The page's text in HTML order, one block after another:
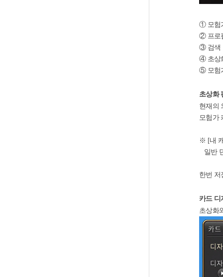
① 모험
② 프로
③ 검색
④ 초상
⑤ 모험
초상화
현재의
모험가
※ [내
일반
한번 저
카드 디
초상화